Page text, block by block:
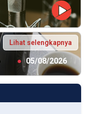
Lihat selengkapnya
● 05/08/2026